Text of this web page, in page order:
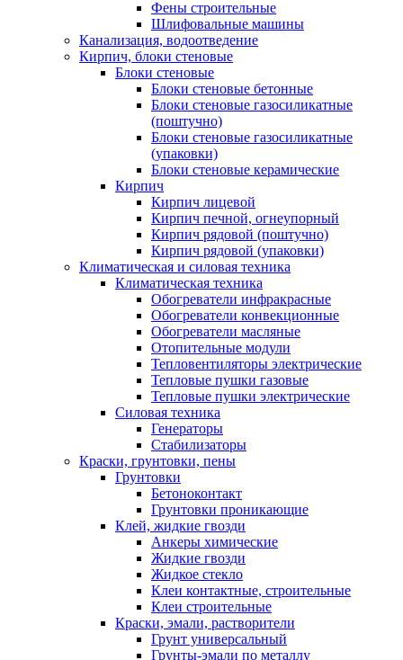
Фены строительные
Шлифовальные машины
Канализация, водоотведение
Кирпич, блоки стеновые
Блоки стеновые
Блоки стеновые бетонные
Блоки стеновые газосиликатные
(поштучно)
Блоки стеновые газосиликатные
(упаковки)
Блоки стеновые керамические
Кирпич
Кирпич лицевой
Кирпич печной, огнеупорный
Кирпич рядовой (поштучно)
Кирпич рядовой (упаковки)
Климатическая и силовая техника
Климатическая техника
Обогреватели инфракрасные
Обогреватели конвекционные
Обогреватели масляные
Отопительные модули
Тепловентиляторы электрические
Тепловые пушки газовые
Тепловые пушки электрические
Силовая техника
Генераторы
Стабилизаторы
Краски, грунтовки, пены
Грунтовки
Бетоноконтакт
Грунтовки проникающие
Клей, жидкие гвозди
Анкеры химические
Жидкие гвозди
Жидкое стекло
Клеи контактные, строительные
Клеи строительные
Краски, эмали, растворители
Грунт универсальный
Грунты-эмали по металлу